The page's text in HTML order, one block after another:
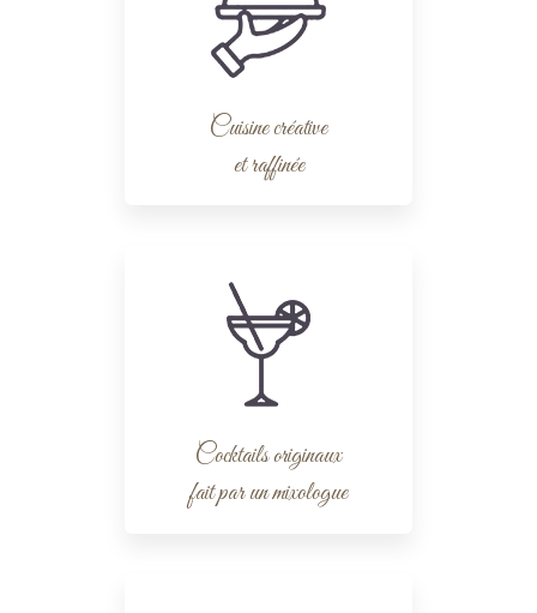
Cuisine créative
et raffinée
Cocktails originaux
fait par un mixologue